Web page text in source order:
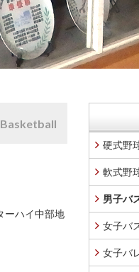
ーハイ中部地
硬式野
軟式野
男子バ
女子バ
女子バ